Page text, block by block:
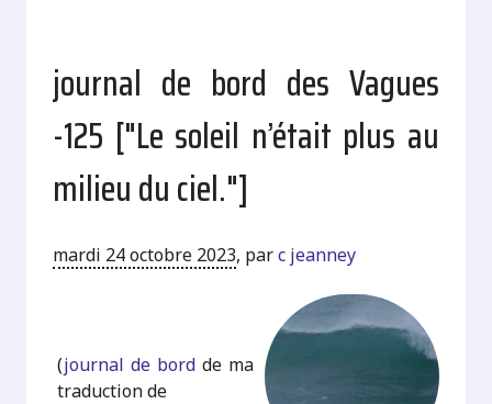
journal de bord des Vagues
-125 ["Le soleil n’était plus au
milieu du ciel."]
mardi 24 octobre 2023, parc jeanney
(journal de bord de ma
traduction de